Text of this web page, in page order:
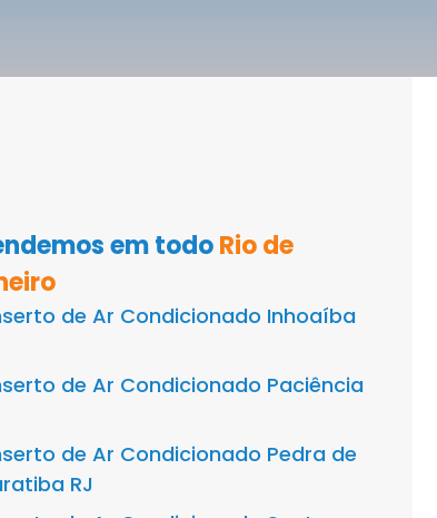
em todoRio de
de Ar Condicionado Inhoaíba
de Ar Condicionado Paciência
de Ar Condicionado Pedra de
RJ